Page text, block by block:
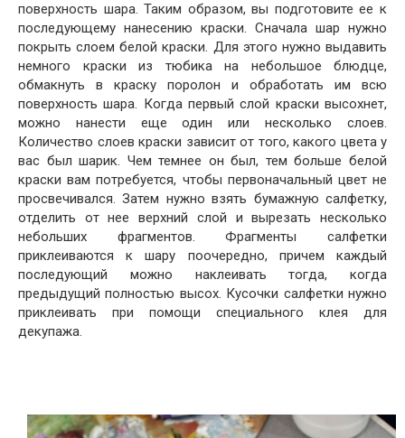
поверхность шара. Таким образом, вы подготовите ее к
последующему нанесению краски. Сначала шар нужно
покрыть слоем белой краски. Для этого нужно выдавить
немного краски из тюбика на небольшое блюдце,
обмакнуть в краску поролон и обработать им всю
поверхность шара. Когда первый слой краски высохнет,
можно нанести еще один или несколько слоев.
Количество слоев краски зависит от того, какого цвета у
вас был шарик. Чем темнее он был, тем больше белой
краски вам потребуется, чтобы первоначальный цвет не
просвечивался. Затем нужно взять бумажную салфетку,
отделить от нее верхний слой и вырезать несколько
небольших фрагментов. Фрагменты салфетки
приклеиваются к шару поочередно, причем каждый
последующий можно наклеивать тогда, когда
предыдущий полностью высох. Кусочки салфетки нужно
приклеивать при помощи специального клея для
декупажа.